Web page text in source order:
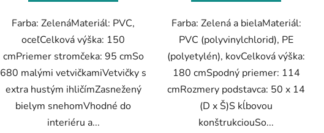
Farba: ZelenáMateriál: PVC,
oceľCelková výška: 150
cmPriemer stromčeka: 95 cmSo
680 malými vetvičkamiVetvičky s
extra hustým ihličímZasnežený
bielym snehomVhodné do
interiéru a...
Farba: Zelená a bielaMateriál:
PVC (polyvinylchlorid), PE
(polyetylén), kovCelková výška:
180 cmSpodný priemer: 114
cmRozmery podstavca: 50 x 14
(D x Š)S kĺbovou
konštrukciouSo...